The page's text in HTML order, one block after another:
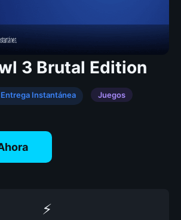
3 Brutal Edition
Entrega Instantánea
Juegos
⚡